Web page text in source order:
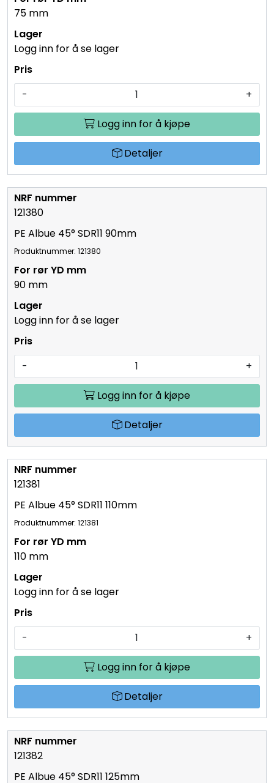
75 mm
Logg inn for å se lager
- +
Logg inn for å kjøpe
Detaljer
121380
PE Albue 45° SDR11 90mm
Produktnummer: 121380
90 mm
Logg inn for å se lager
- +
Logg inn for å kjøpe
Detaljer
121381
PE Albue 45° SDR11 110mm
Produktnummer: 121381
110 mm
Logg inn for å se lager
- +
Logg inn for å kjøpe
Detaljer
121382